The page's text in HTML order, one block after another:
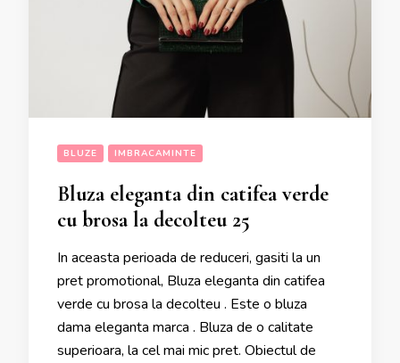
BLUZE IMBRACAMINTE
Bluza eleganta din catifea verde
cu brosa la decolteu 25
In aceasta perioada de reduceri, gasiti la un
pret promotional, Bluza eleganta din catifea
verde cu brosa la decolteu . Este o bluza
dama eleganta marca . Bluza de o calitate
superioara, la cel mai mic pret. Obiectul de